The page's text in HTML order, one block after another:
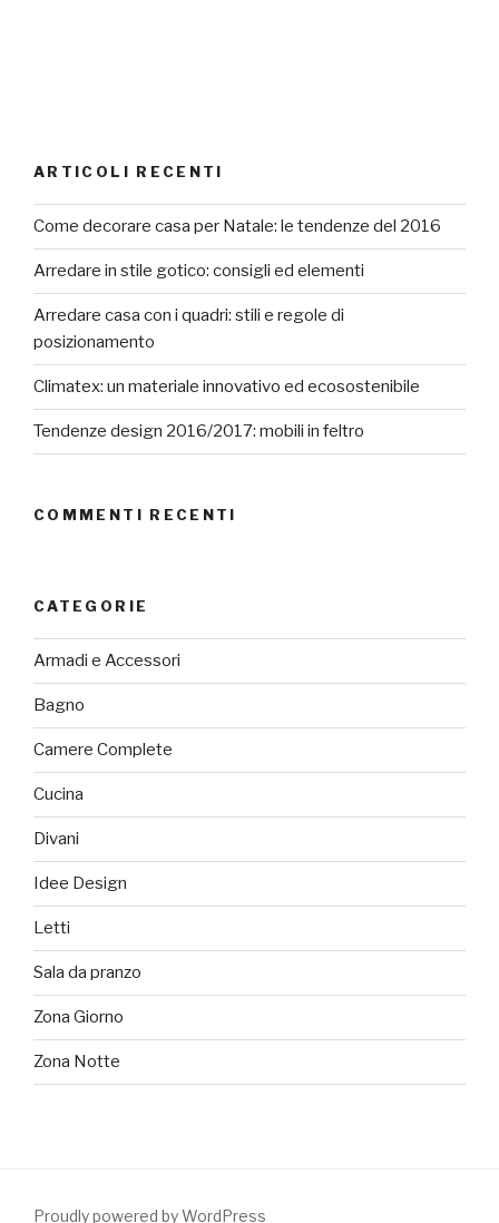
ARTICOLI RECENTI
Come decorare casa per Natale: le tendenze del 2016
Arredare in stile gotico: consigli ed elementi
Arredare casa con i quadri: stili e regole di
posizionamento
Climatex: un materiale innovativo ed ecosostenibile
Tendenze design 2016/2017: mobili in feltro
COMMENTI RECENTI
CATEGORIE
Armadi e Accessori
Bagno
Camere Complete
Cucina
Divani
Idee Design
Letti
Sala da pranzo
Zona Giorno
Zona Notte
Proudly powered by WordPress